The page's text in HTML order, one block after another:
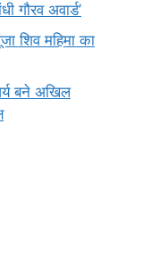
गौरव अवार्ड’
शिव महिमा का
बने अखिल